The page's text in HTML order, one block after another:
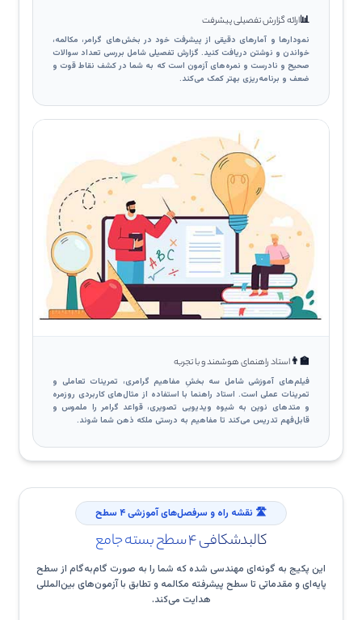
📊ارائه گزارش تفصیلی پیشرفت
نمودارها و آمارهای دقیقی از پیشرفت خود در بخش‌های گرامر، مکالمه،
خواندن و نوشتن دریافت کنید. گزارش تفصیلی شامل بررسی تعداد سوالات
صحیح و نادرست و نمره‌های آزمون است که به شما در کشف نقاط قوت و
ضعف و برنامه‌ریزی بهتر کمک می‌کند.
👨‍🏫استاد راهنمای هوشمند و با تجربه
فیلم‌های آموزشی شامل سه بخشِ مفاهیم گرامری، تمرینات تعاملی و
تمرینات عملی است. استاد راهنما با استفاده از مثال‌های کاربردی روزمره
و متدهای نوین به شیوه ویدیویی تصویری، قواعد گرامر را ملموس و
قابل‌فهم تدریس می‌کند تا مفاهیم به درستی ملکه ذهن شما شوند.
🛣️ نقشه راه و سرفصل‌های آموزشی ۴ سطح
کالبدشکافی ۴ سطح بسته جامع
این پکیج به گونه‌ای مهندسی شده که شما را به صورت گام‌به‌گام از سطح
پایه‌ای و مقدماتی تا سطح پیشرفته مکالمه و تطابق با آزمون‌های بین‌المللی
هدایت می‌کند.